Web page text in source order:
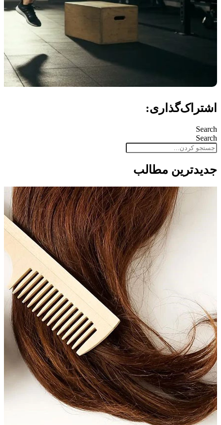
اشتراک‌گذاری:
Search
Search
جدید‌ترین مطالب